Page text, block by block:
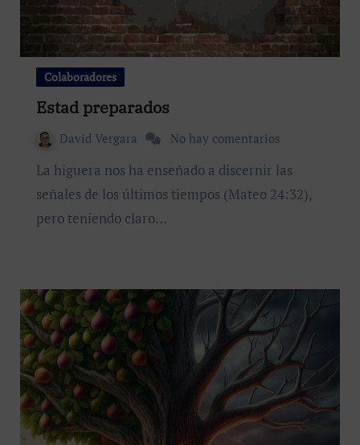
Colaboradores
Estad preparados
David Vergara No hay comentarios
La higuera nos ha enseñado a discernir las
señales de los últimos tiempos (Mateo 24:32),
pero teniendo claro…